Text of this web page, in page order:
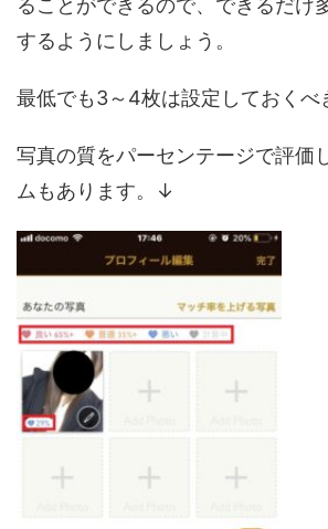
ることができるので、できるだけ
するようにしましょう。
最低でも3～4枚は設定しておくべ
写真の質をパーセンテージで評価
ムもあります。↓